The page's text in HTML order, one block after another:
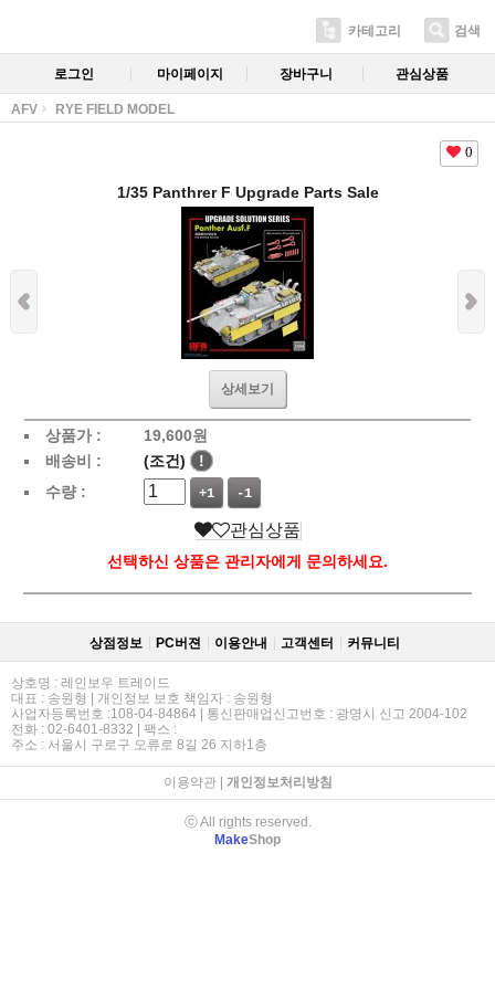
카테고리 검색
로그인 마이페이지 장바구니 관심상품
AFV RYE FIELD MODEL
0
1/35 Panthrer F Upgrade Parts Sale
상세보기
상품가 : 19,600원
배송비 :
(조건)
!
수량 :
+1 -1
관심상품
선택하신 상품은 관리자에게 문의하세요.
상점정보 PC버젼 이용안내 고객센터 커뮤니티
상호명 : 레인보우 트레이드
대표 : 송원형 | 개인정보 보호 책임자 : 송원형
사업자등록번호 :108-04-84864 | 통신판매업신고번호 : 광명시 신고 2004-102
전화 : 02-6401-8332 | 팩스 :
주소 : 서울시 구로구 오류로 8길 26 지하1층
이용약관| 개인정보처리방침
ⓒ All rights reserved.
MakeShop